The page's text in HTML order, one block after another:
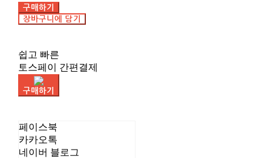
구매하기
장바구니에 담기
쉽고 빠른
토스페이 간편결제
구매하기
페이스북
카카오톡
네이버 블로그